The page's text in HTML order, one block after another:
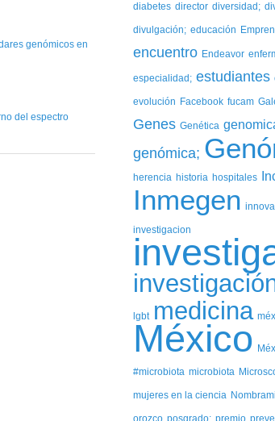
genómicos en
del espectro
diabetes director diversidad;
divulgación; educación
encuentro Endeavor
especialidad; estudiantes
evolución Facebook fucam
Genes Genética
genómica;
herencia historia hospitales
Inmegen
investigacion
lgbt medicina
México
#microbiota microbiota
mujeres en la ciencia
orozco posgrado; premio